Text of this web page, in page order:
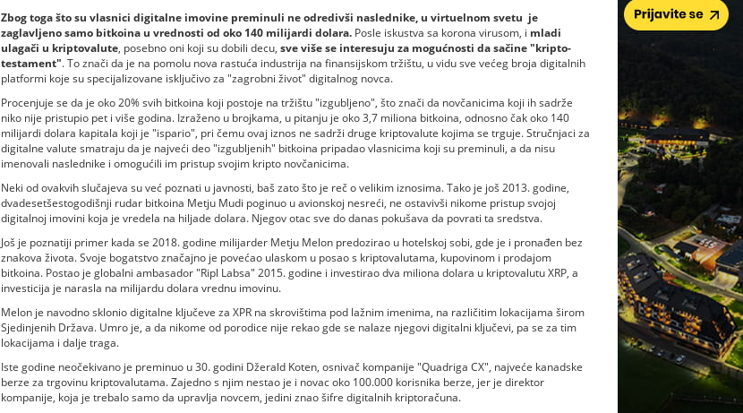
Zbog toga što su vlasnici digitalne imovine preminuli ne odredivši naslednike, u virtuelnom svetu je
zaglavljeno samo bitkoina u vrednosti od oko 140 milijardi dolara.Posle iskustva sa korona virusom, i mladi
ulagači u kriptovalute, posebno oni koji su dobili decu, sve više se interesuju za mogućnosti da sačine "kripto-
testament". To znači da je na pomolu nova rastuća industrija na finansijskom tržištu, u vidu sve većeg broja digitalnih
platformi koje su specijalizovane isključivo za "zagrobni život" digitalnog novca.
Procenjuje se da je oko 20% svih bitkoina koji postoje na tržištu "izgubljeno", što znači da novčanicima koji ih sadrže
niko nije pristupio pet i više godina. Izraženo u brojkama, u pitanju je oko 3,7 miliona bitkoina, odnosno čak oko 140
milijardi dolara kapitala koji je "ispario", pri čemu ovaj iznos ne sadrži druge kriptovalute kojima se trguje. Stručnjaci za
digitalne valute smatraju da je najveći deo "izgubljenih" bitkoina pripadao vlasnicima koji su preminuli, a da nisu
imenovali naslednike i omogućili im pristup svojim kripto novčanicima.
Neki od ovakvih slučajeva su već poznati u javnosti, baš zato što je reč o velikim iznosima. Tako je još 2013. godine,
dvadesetšestogodišnji rudar bitkoina Metju Mudi poginuo u avionskoj nesreći, ne ostavivši nikome pristup svojoj
digitalnoj imovini koja je vredela na hiljade dolara. Njegov otac sve do danas pokušava da povrati ta sredstva.
Još je poznatiji primer kada se 2018. godine milijarder Metju Melon predozirao u hotelskoj sobi, gde je i pronađen bez
znakova života. Svoje bogatstvo značajno je povećao ulaskom u posao s kriptovalutama, kupovinom i prodajom
bitkoina. Postao je globalni ambasador "Ripl Labsa" 2015. godine i investirao dva miliona dolara u kriptovalutu XRP, a
investicija je narasla na milijardu dolara vrednu imovinu.
Melon je navodno sklonio digitalne ključeve za XPR na skrovištima pod lažnim imenima, na različitim lokacijama širom
Sjedinjenih Država. Umro je, a da nikome od porodice nije rekao gde se nalaze njegovi digitalni ključevi, pa se za tim
lokacijama i dalje traga.
Iste godine neočekivano je preminuo u 30. godini Džerald Koten, osnivač kompanije "Quadriga CX", najveće kanadske
berze za trgovinu kriptovalutama. Zajedno s njim nestao je i novac oko 100.000 korisnika berze, jer je direktor
kompanije, koja je trebalo samo da upravlja novcem, jedini znao šifre digitalnih kriptoračuna.